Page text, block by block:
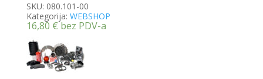
SKU: 080.101-00
Kategorija: WEBSHOP
16,80 €bez PDV-a